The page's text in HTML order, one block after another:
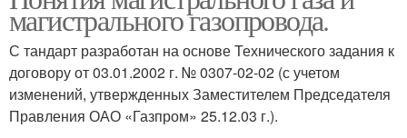
магистрального газопровода.
С тандарт разработан на основе Технического задания к
договору от 03.01.2002 г. № 0307-02-02 (с учетом
изменений, утвержденных Заместителем Председателя
Правления ОАО «Газпром» 25.12.03 г.).